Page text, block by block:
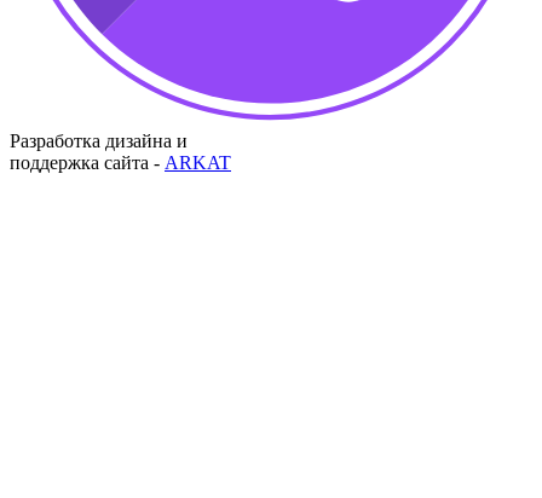
Разработка дизайна и
поддержка сайта - ARKAT